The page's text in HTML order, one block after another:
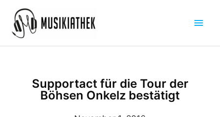
Inhalt
springen
Supportact für die Tour der
Böhsen Onkelz bestätigt